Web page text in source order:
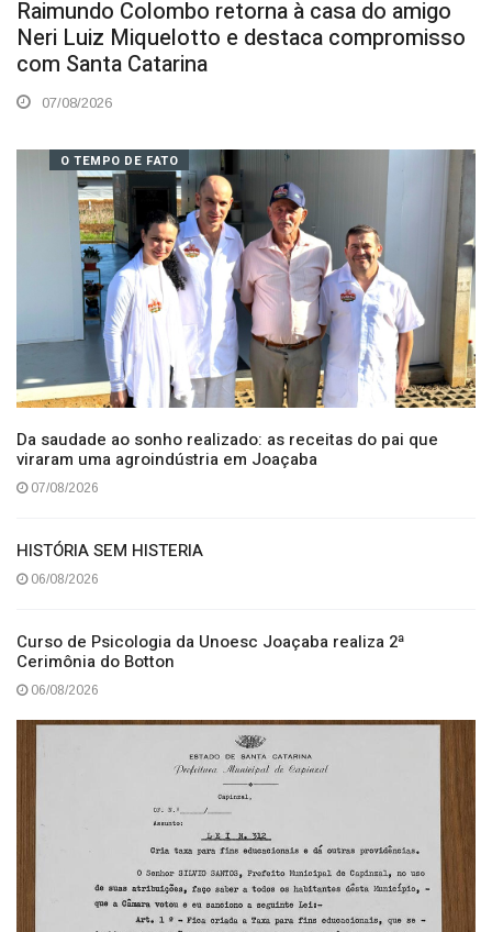
Raimundo Colombo retorna à casa do amigo
com Santa Catarina
07/08/2026
O TEMPO DE FATO
viraram uma agroindústria em Joaçaba
07/08/2026
HISTÓRIA SEM HISTERIA
06/08/2026
Curso de Psicologia da Unoesc Joaçaba realiza 2ª